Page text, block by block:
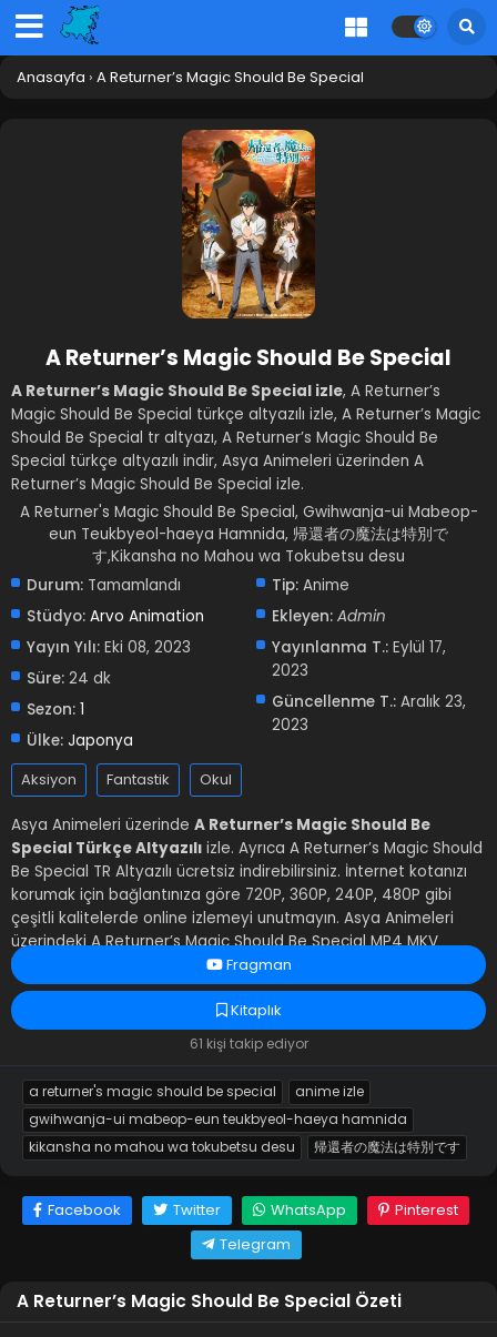
Anasayfa › A Returner’s Magic Should Be Special
Fragman
Kitaplık
61 kişi takip ediyor
A Returner’s Magic Should Be Special
A Returner’s Magic Should Be Special izle, A Returner’s
Magic Should Be Special türkçe altyazılı izle, A Returner’s Magic
Should Be Special tr altyazı, A Returner’s Magic Should Be
Special türkçe altyazılı indir, Asya Animeleri üzerinden A
Returner’s Magic Should Be Special izle.
A Returner's Magic Should Be Special, Gwihwanja-ui Mabeop-
eun Teukbyeol-haeya Hamnida, 帰還者の魔法は特別で
す,Kikansha no Mahou wa Tokubetsu desu
Durum: Tamamlandı
Stüdyo: Arvo Animation
Yayın Yılı: Eki 08, 2023
Süre: 24 dk
Sezon: 1
Ülke: Japonya
Tip: Anime
Ekleyen: Admin
Yayınlanma T.: Eylül 17,
2023
Güncellenme T.: Aralık 23,
2023
Aksiyon Fantastik Okul
Asya Animeleri üzerinde A Returner’s Magic Should Be
Special Türkçe Altyazılı izle. Ayrıca A Returner’s Magic Should
Be Special TR Altyazılı ücretsiz indirebilirsiniz. İnternet kotanızı
korumak için bağlantınıza göre 720P, 360P, 240P, 480P gibi
çeşitli kalitelerde online izlemeyi unutmayın. Asya Animeleri
üzerindeki A Returner’s Magic Should Be Special MP4 MKV
hardsub softsub Türkçe altyazı videoya zaten eklenmiştir.
a returner's magic should be special
anime izle
gwihwanja-ui mabeop-eun teukbyeol-haeya hamnida
kikansha no mahou wa tokubetsu desu
帰還者の魔法は特別です
Facebook Twitter WhatsApp
Pinterest
Telegram
A Returner’s Magic Should Be Special Özeti